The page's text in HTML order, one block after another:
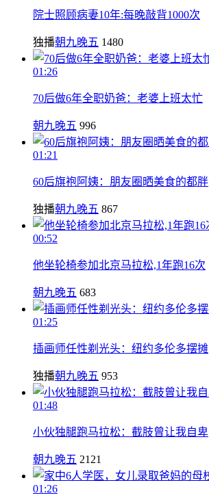
院士照顾病妻10年:每晚敲背1000次
独播朝九晚五 1480
01:26
70后做6年全职奶爸：老婆上班太忙
朝九晚五 996
01:21
60后旗袍阿姨：朋友圈晒美食的都胖
独播朝九晚五 867
00:52
他坐轮椅参加北京马拉松,1年跑16次
朝九晚五 683
01:25
插画师任性剃光头：纽约多伦多摆摊
独播朝九晚五 953
01:48
小伙独腿跑马拉松：截肢曾让我自卑
朝九晚五 2121
01:26